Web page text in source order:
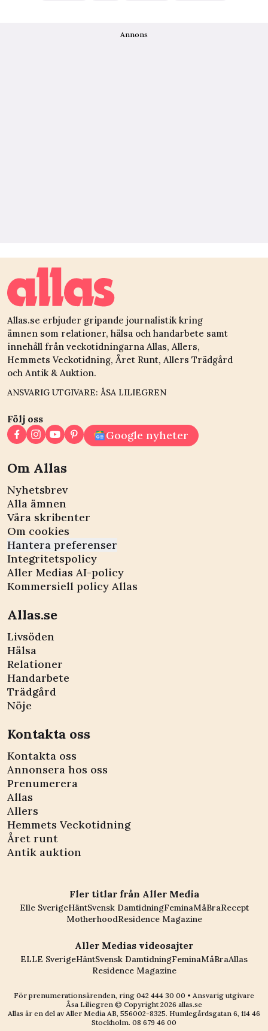
Annons
Allas.se erbjuder gripande journalistik kring
ämnen som relationer, hälsa och handarbete samt
innehåll från veckotidningarna Allas, Allers,
Hemmets Veckotidning, Året Runt, Allers Trädgård
och Antik & Auktion.
ANSVARIG UTGIVARE: ÅSA LILIEGREN
Följ oss
Google nyheter
Om Allas
Nyhetsbrev
Alla ämnen
Våra skribenter
Om cookies
Hantera preferenser
Integritetspolicy
Aller Medias AI-policy
Kommersiell policy Allas
Allas.se
Livsöden
Hälsa
Relationer
Handarbete
Trädgård
Nöje
Kontakta oss
Kontakta oss
Annonsera hos oss
Prenumerera
Allas
Allers
Hemmets Veckotidning
Året runt
Antik auktion
Fler titlar från Aller Media
Elle SverigeHäntSvensk DamtidningFeminaMåBraRecept
MotherhoodResidence Magazine
Aller Medias videosajter
ELLE SverigeHäntSvensk DamtidningFeminaMåBraAllas
Residence Magazine
För prenumerationsärenden, ring 042 444 30 00 • Ansvarig utgivare
Åsa Liliegren © Copyright2026 allas.se
Allas är en del av Aller Media AB, 556002-8325. Humlegårdsgatan 6, 114 46
Stockholm. 08 679 46 00